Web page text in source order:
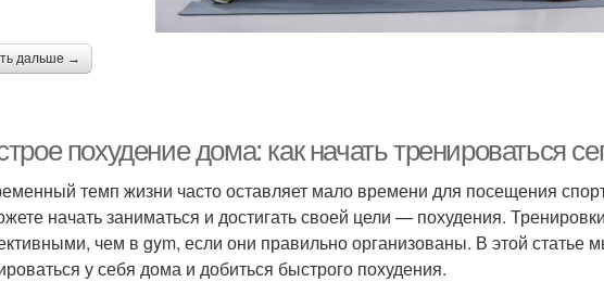
дальше →
похудение дома: как начать тренироваться
темп жизни часто оставляет мало времени для посещения
начать заниматься и достигать своей цели — похудения.
чем в gym, если они правильно организованы. В этой статье
у себя дома и добиться быстрого похудения.